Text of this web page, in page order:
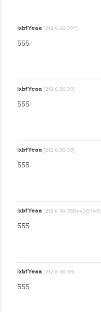
lxbfYeaa[212.6.36.39'"]
555
lxbfYeaa[212.6.36.39]
555
lxbfYeaa[212.6.36.39]
555
lxbfYeaa[212.6.36.39Bpq3QTwS]
555
lxbfYeaa[212.6.36.39]
555